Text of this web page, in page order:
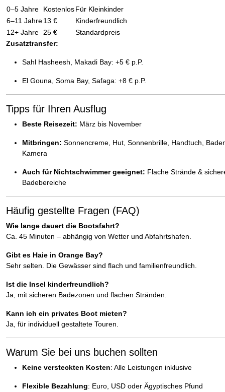
0–5 Jahre
KostenlosFür Kleinkinder
6–11 Jahre13 €
Kinderfreundlich
12+ Jahre
25 €
Standardpreis
Zusatztransfer:
Sahl Hasheesh, Makadi Bay: +5 € p.P.
El Gouna, Soma Bay, Safaga: +8 € p.P.
Tipps für Ihren Ausflug
Beste Reisezeit: März bis November
Mitbringen: Sonnencreme, Hut, Sonnenbrille, Handtuch,
Kamera
Auch für Nichtschwimmer geeignet: Flache Strände &
Badebereiche
Häufig gestellte Fragen (FAQ)
Wie lange dauert die Bootsfahrt?
Ca. 45 Minuten – abhängig von Wetter und Abfahrtshafen.
Gibt es Haie in Orange Bay?
Sehr selten. Die Gewässer sind flach und familienfreundlich.
Ist die Insel kinderfreundlich?
Ja, mit sicheren Badezonen und flachen Stränden.
Kann ich ein privates Boot mieten?
Ja, für individuell gestaltete Touren.
Warum Sie bei uns buchen sollten
Keine versteckten Kosten: Alle Leistungen inklusive
Flexible Bezahlung: Euro, USD oder Ägyptisches Pfund